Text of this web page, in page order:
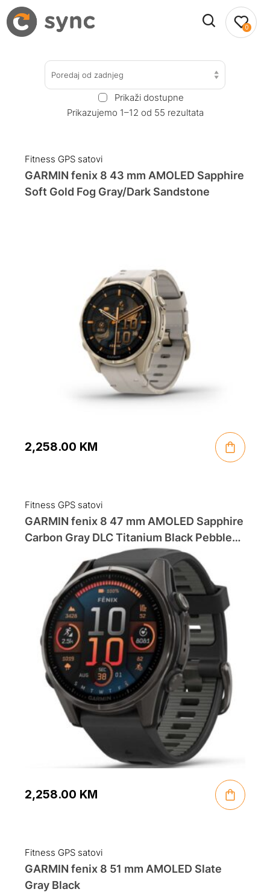
0
Poredaj od zadnjeg
Prikaži dostupne
Prikazujemo 1–12 od 55 rezultata
Fitness GPS satovi
GARMIN fenix 8 43 mm AMOLED Sapphire
Soft Gold Fog Gray/Dark Sandstone
2,258.00 KM
Fitness GPS satovi
GARMIN fenix 8 47 mm AMOLED Sapphire
Carbon Gray DLC Titanium Black Pebble
2,258.00 KM
Fitness GPS satovi
GARMIN fenix 8 51 mm AMOLED Slate
Gray Black